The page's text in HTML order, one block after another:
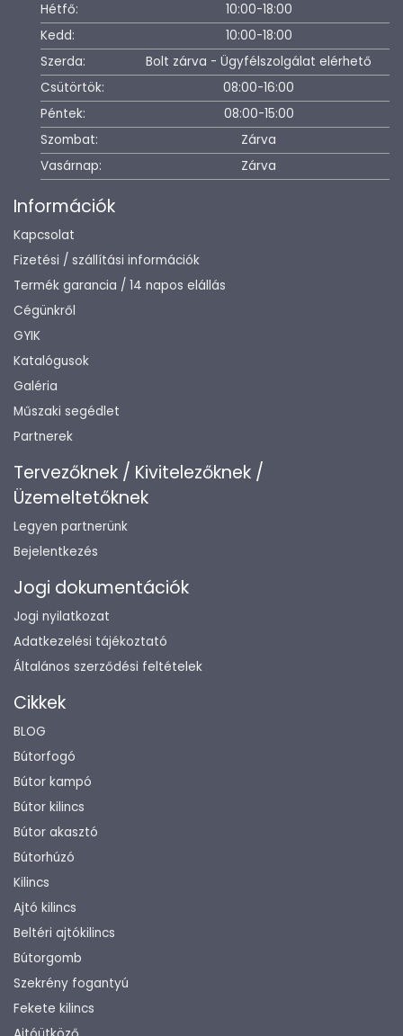
Hétfő:
10:00-18:00
Kedd:
10:00-18:00
Szerda:
Bolt zárva - Ügyfélszolgálat elérhető
Csütörtök:
08:00-16:00
Péntek:
08:00-15:00
Szombat:
Zárva
Vasárnap:
Zárva
Információk
Kapcsolat
Fizetési / szállítási információk
Termék garancia / 14 napos elállás
Cégünkről
GYIK
Katalógusok
Galéria
Műszaki segédlet
Partnerek
Tervezőknek / Kivitelezőknek /
Üzemeltetőknek
Legyen partnerünk
Bejelentkezés
Jogi dokumentációk
Jogi nyilatkozat
Adatkezelési tájékoztató
Általános szerződési feltételek
Cikkek
BLOG
Bútorfogó
Bútor kampó
Bútor kilincs
Bútor akasztó
Bútorhúzó
Kilincs
Ajtó kilincs
Beltéri ajtókilincs
Bútorgomb
Szekrény fogantyú
Fekete kilincs